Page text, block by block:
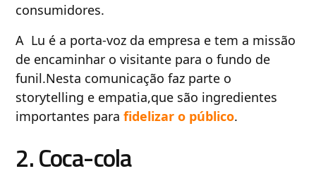
consumidores.
A Lu é a porta-voz da empresa e tem a missão
de encaminhar o visitante para o fundo de
funil.Nesta comunicação faz parte o
storytelling e empatia,que são ingredientes
importantes parafidelizar o público.
2. Coca-cola